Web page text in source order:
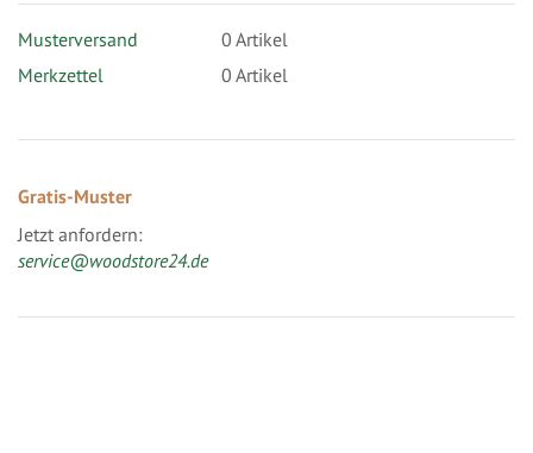
Musterversand 0 Artikel
Merkzettel
0 Artikel
Gratis-Muster
Jetzt anfordern:
service@woodstore24.de